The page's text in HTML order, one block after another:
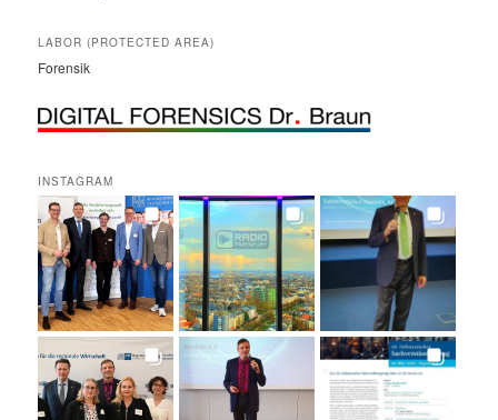
LABOR (PROTECTED AREA)
Forensik
INSTAGRAM